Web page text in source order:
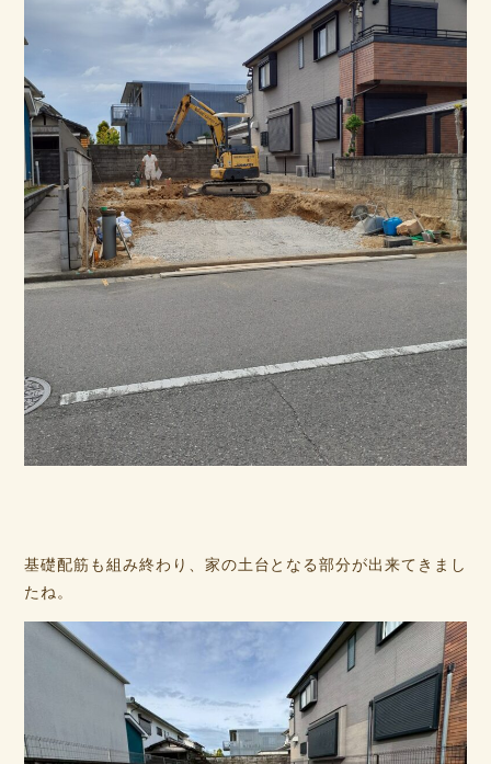
基礎配筋も組み終わり、家の土台となる部分が出来てきまし
たね。